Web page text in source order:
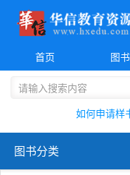
首页
图书
如何申请样
图书分类